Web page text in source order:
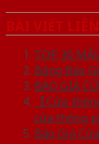
BÀI VIẾT
TOP 30
Bảng Báo
BÁO GIÁ
【Cửa
cửa thông
Báo Giá